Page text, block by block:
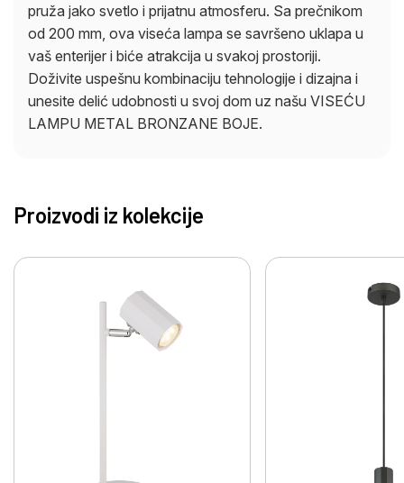
pruža jako svetlo i prijatnu atmosferu. Sa prečnikom
od 200 mm, ova viseća lampa se savršeno uklapa u
vaš enterijer i biće atrakcija u svakoj prostoriji.
Doživite uspešnu kombinaciju tehnologije i dizajna i
unesite delić udobnosti u svoj dom uz našu VISEĆU
LAMPU METAL BRONZANE BOJE.
Proizvodi iz kolekcije